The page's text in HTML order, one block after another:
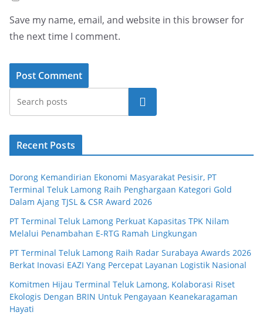
Save my name, email, and website in this browser for
the next time I comment.
Search
Recent Posts
Dorong Kemandirian Ekonomi Masyarakat Pesisir, PT
Terminal Teluk Lamong Raih Penghargaan Kategori Gold
Dalam Ajang TJSL & CSR Award 2026
PT Terminal Teluk Lamong Perkuat Kapasitas TPK Nilam
Melalui Penambahan E-RTG Ramah Lingkungan
PT Terminal Teluk Lamong Raih Radar Surabaya Awards 2026
Berkat Inovasi EAZI Yang Percepat Layanan Logistik Nasional
Komitmen Hijau Terminal Teluk Lamong, Kolaborasi Riset
Ekologis Dengan BRIN Untuk Pengayaan Keanekaragaman
Hayati